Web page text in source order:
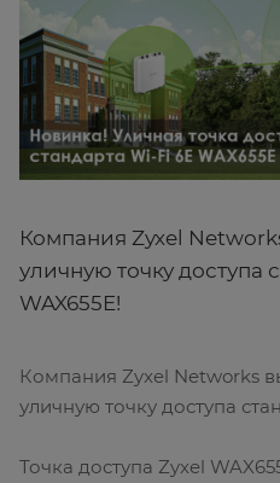
Компания Zyxel
уличную точку доступа
WAX655E!
Компания Zyxel Networks
уличную точку доступа
Точка доступа Zyxel